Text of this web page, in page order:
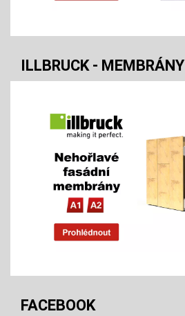
ILLBRUCK - MEMBRÁNY
FACEBOOK